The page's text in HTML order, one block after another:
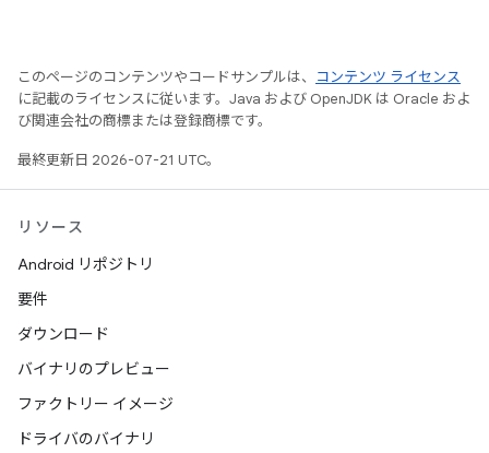
このページのコンテンツやコードサンプルは、
コンテンツ ライセンス
に記載のライセンスに従います。Java および OpenJDK は Oracle およ
び関連会社の商標または登録商標です。
最終更新日 2026-07-21 UTC。
リソース
Android リポジトリ
要件
ダウンロード
バイナリのプレビュー
ファクトリー イメージ
ドライバのバイナリ